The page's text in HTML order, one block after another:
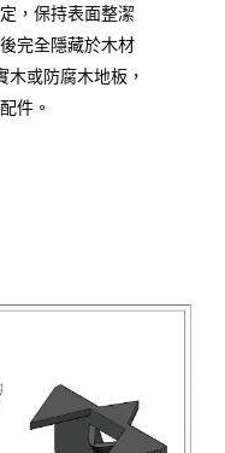
，保持表面整潔
完全隱藏於木材
或防腐木地板，
件。